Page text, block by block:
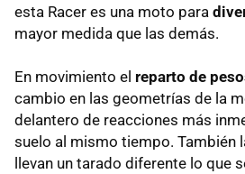
esta Racer es una moto para
mayor medida que las demás.
En movimiento el reparto de
cambio en las geometrías de la
delantero de reacciones más
suelo al mismo tiempo. También
llevan un tarado diferente lo que